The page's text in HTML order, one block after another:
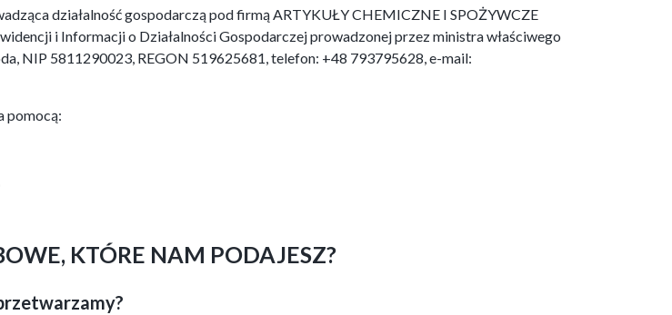
działalność gospodarczą pod firmą ARTYKUŁY CHEMICZNE I SPOŻYWCZE
i Informacji o Działalności Gospodarczej prowadzonej przez ministra właściwego
NIP 5811290023, REGON 519625681, telefon: +48 793795628, e-mail:
pomocą:
KTÓRE NAM PODAJESZ?